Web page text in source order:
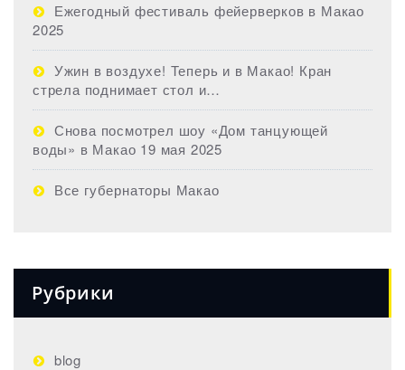
Ежегодный фестиваль фейерверков в Макао
2025
Ужин в воздухе! Теперь и в Макао! Кран
стрела поднимает стол и…
Снова посмотрел шоу «Дом танцующей
воды» в Макао 19 мая 2025
Все губернаторы Макао
Рубрики
blog